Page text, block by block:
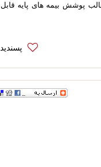
پوشش بیمه های پایه قابل